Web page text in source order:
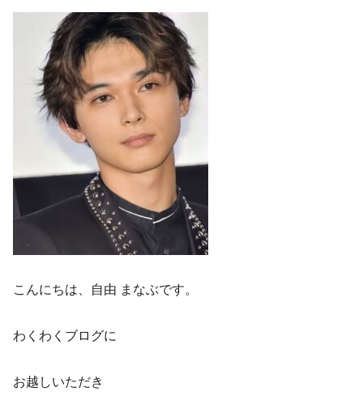
こんにちは、自由 まなぶです。
わくわくブログに
お越しいただき